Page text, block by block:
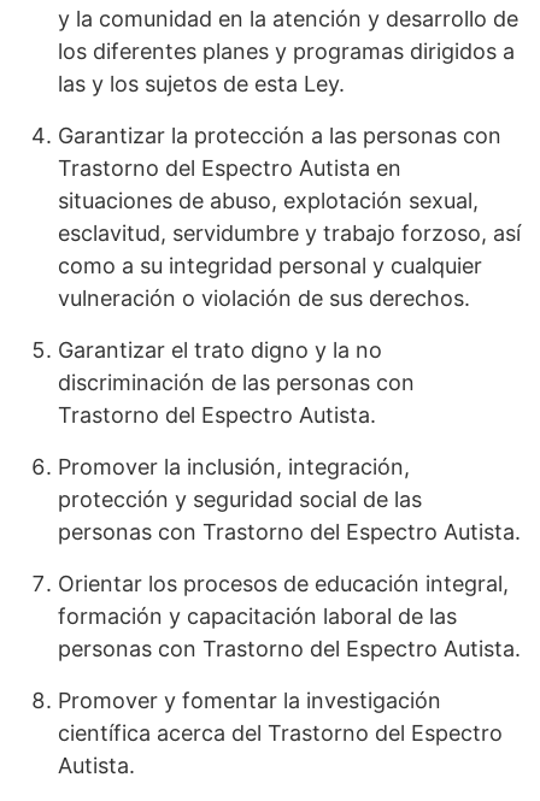
y la comunidad en la atención y desarrollo de
los diferentes planes y programas dirigidos a
las y los sujetos de esta Ley.
Garantizar la protección a las personas con
Trastorno del Espectro Autista en
situaciones de abuso, explotación sexual,
esclavitud, servidumbre y trabajo forzoso, así
como a su integridad personal y cualquier
vulneración o violación de sus derechos.
Garantizar el trato digno y la no
discriminación de las personas con
Trastorno del Espectro Autista.
Promover la inclusión, integración,
protección y seguridad social de las
personas con Trastorno del Espectro Autista.
Orientar los procesos de educación integral,
formación y capacitación laboral de las
personas con Trastorno del Espectro Autista.
Promover y fomentar la investigación
científica acerca del Trastorno del Espectro
Autista.